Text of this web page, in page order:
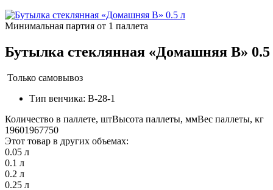
Минимальная партия от 1 паллета
Бутылка стеклянная «Домашняя В» 0.5
Только самовывоз
Тип венчика: В-28-1
Количество в паллете, штВысота паллеты, ммВес паллеты, кг
19601967750
Этот товар в других объемах:
0.05 л
0.1 л
0.2 л
0.25 л